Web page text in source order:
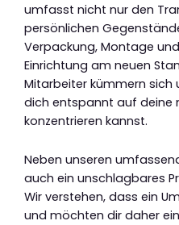
umfasst nicht nur den
persönlichen
Verpackung, Montage
Einrichtung am neuen
Mitarbeiter kümmern sich
dich entspannt auf deine
konzentrieren kannst.
Neben unseren
auch ein unschlagbares
Wir verstehen, dass ein
und möchten dir daher